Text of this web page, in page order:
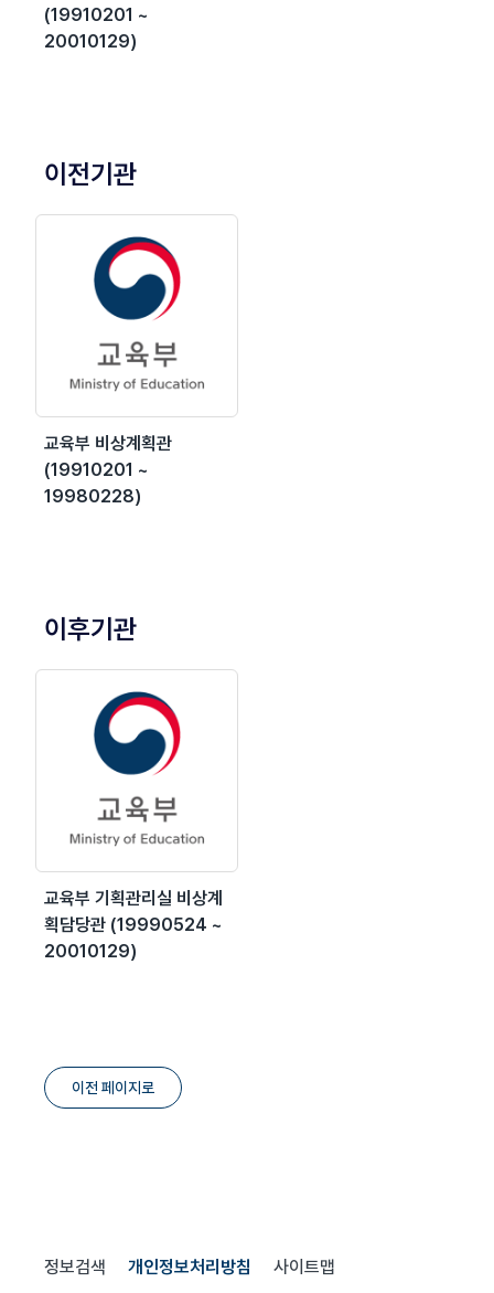
(19910201 ~
20010129)
이전기관
교육부 비상계획관
(19910201 ~
19980228)
이후기관
교육부 기획관리실 비상계
획담당관 (19990524 ~
20010129)
이전 페이지로
정보검색 개인정보처리방침 사이트맵